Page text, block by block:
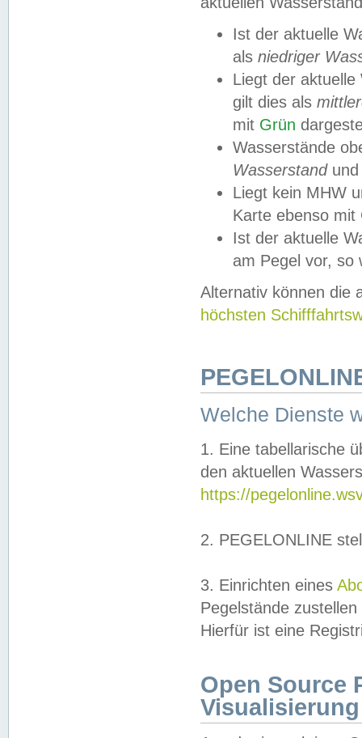
Ist der aktuelle
als niedriger
Liegt der
gilt dies als
mit Grün
Wasserstände
Wasserstandund
Liegt kein MHW
Karte ebenso mit
Ist der aktuelle
am Pegel vor,
Alternativ können die
höchsten
Welche Dienste
1. Eine tabellarische
den aktuellen
https://
2. PEGELONLINE
3. Einrichten eines
Pegelstände
Hierfür ist eine
Open Source
Visualisierung